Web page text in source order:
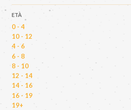
ETÀ
0 - 4
10 - 12
4 - 6
6 - 8
8 - 10
12 - 14
14 - 16
16 - 19
19+